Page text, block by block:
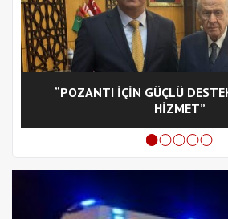
“POZANTI İÇİN GÜÇLÜ
HİZMET”